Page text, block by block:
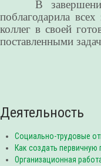
В завершении
поблагодарила
коллег в своей
поставленными
Деятельность
Социально-трудовые
Как создать
Организационная